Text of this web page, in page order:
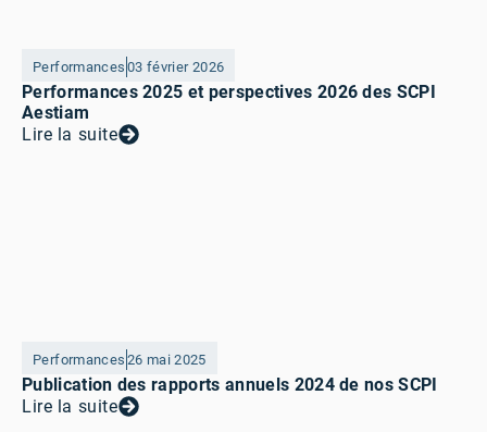
Performances 03 février 2026
Performances 2025 et perspectives 2026 des SCPI
Aestiam
Lire la suite
Performances 26 mai 2025
Publication des rapports annuels 2024 de nos SCPI
Lire la suite